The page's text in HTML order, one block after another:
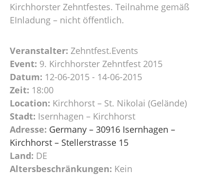
Kirchhorster Zehntfestes. Teilnahme gemäß
EInladung – nicht öffentlich.
Veranstalter: Zehntfest.Events
Event: 9. Kirchhorster Zehntfest 2015
Datum: 12-06-2015 - 14-06-2015
Zeit: 18:00
Location: Kirchhorst – St. Nikolai (Gelände)
Stadt: Isernhagen – Kirchhorst
Adresse: Germany – 30916 Isernhagen –
Kirchhorst – Stellerstrasse 15
Land: DE
Altersbeschränkungen: Kein